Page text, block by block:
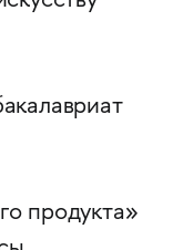
продукта»